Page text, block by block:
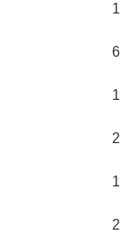
1
6
1
2
1
2